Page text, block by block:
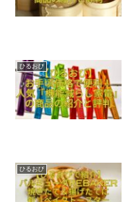
ひるおび
ひるおび